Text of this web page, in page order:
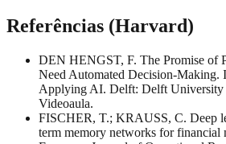
Referências (Harvard)
DEN HENGST, F. The Promise of
Need Automated Decision-Making.
Applying AI. Delft: Delft University
Videoaula.
FISCHER, T.; KRAUSS, C. Deep
term memory networks for financial